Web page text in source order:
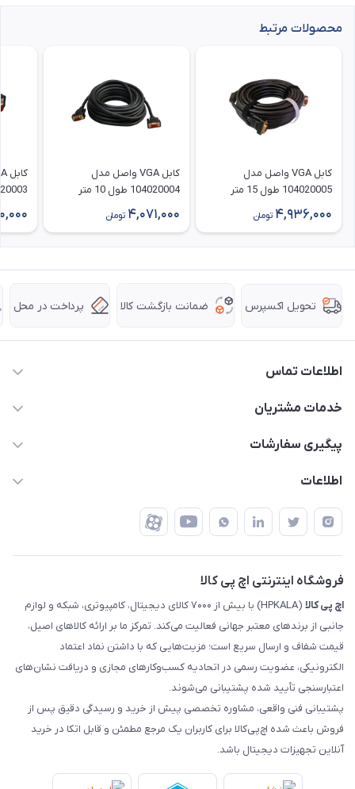
محصولات مرتبط
کابل VGA واصل مدل
104020005 طول 15 متر
4,936,000 تومان
کابل VGA واصل مدل
104020004 طول 10 متر
4,071,000 تومان
تحویل اکسپرس ضمانت بازگشت کالا پرداخت در محل
اطلاعات تماس
63 0000 43 - 021
تهران - طبقه سوم تجاری - پلاک 11014
خدمات مشتریان
قوانین و مقررات
ضمانت اصالت کالا
پیگیری سفارشات
رهگیری مرسولات پست
رهگیری مرسولات چاپار
رهگیری مرسولات ماهکس
اطلاعات
درباره ما
تماس با ما
فروشگاه اینترنتی اچ پی کالا
اچ‌ پی‌ کالا
(HPKALA) با بیش از ۷۰۰۰ کالای دیجیتال، کامپیوتری، شبکه و لوازم
جانبی از برندهای معتبر جهانی فعالیت می‌کند. تمرکز ما بر ارائه کالاهای اصیل،
قیمت شفاف و ارسال سریع است؛ مزیت‌هایی که با داشتن نماد اعتماد
الکترونیکی، عضویت رسمی در اتحادیه کسب‌وکارهای مجازی و دریافت نشان‌های
اعتبارسنجی تأیید شده پشتیبانی می‌شوند.
پشتیبانی فنی واقعی، مشاوره تخصصی پیش از خرید و رسیدگی دقیق پس از
فروش باعث شده اچ‌پی‌کالا برای کاربران یک مرجع مطمئن و قابل اتکا در خرید
آنلاین تجهیزات دیجیتال باشد.